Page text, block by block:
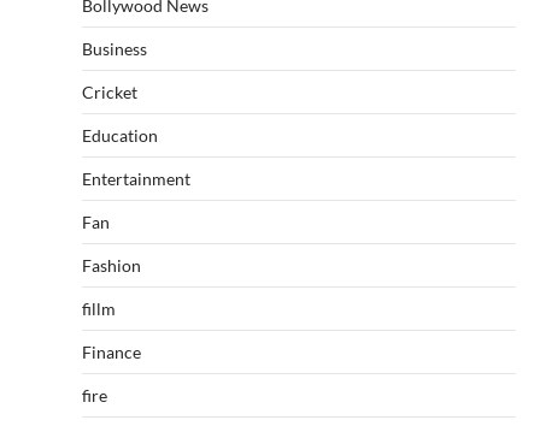
Bollywood News
Business
Cricket
Education
Entertainment
Fan
Fashion
fillm
Finance
fire